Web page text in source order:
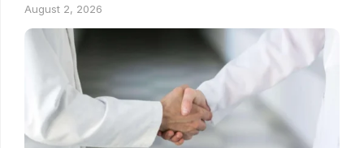
August 2, 2026